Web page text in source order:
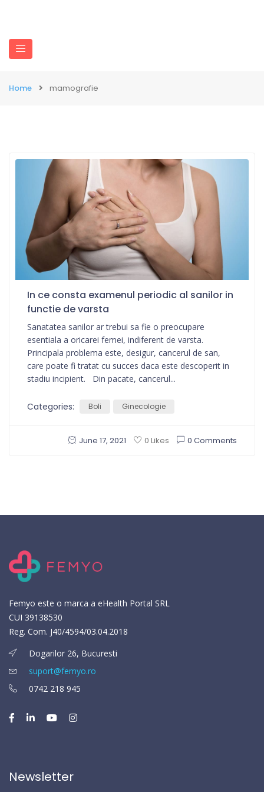
Home mamografie
In ce consta examenul periodic al sanilor in
functie de varsta
Sanatatea sanilor ar trebui sa fie o preocupare
esentiala a oricarei femei, indiferent de varsta.
Principala problema este, desigur, cancerul de san,
care poate fi tratat cu succes daca este descoperit in
stadiu incipient. Din pacate, cancerul...
Categories: Boli Ginecologie
June 17, 2021 0 Likes 0 Comments
Femyo este o marca a eHealth Portal SRL
CUI 39138530
Reg. Com. J40/4594/03.04.2018
Dogarilor 26, Bucuresti
suport@femyo.ro
0742 218 945
Newsletter